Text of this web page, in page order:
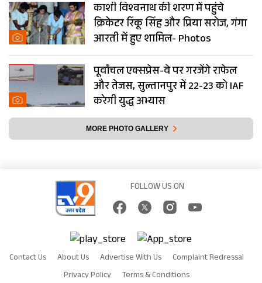
काशी विश्वनाथ की शरण में पहुंचे
क्रिकेटर रिंकू सिंह और प्रिया सरोज, गंगा
आरती में हुए शामिल- Photos
पूर्वांचल एक्सप्रेस-वे पर गरजेंगे राफेल
और तेजस, सुल्तानपुर में 22-23 को IAF
करेगी युद्ध अभ्यास
MORE PHOTO GALLERY
FOLLOW US ON
Contact Us About Us Advertise With Us
Complaint Redressal
Privacy Policy
Terms & Conditions